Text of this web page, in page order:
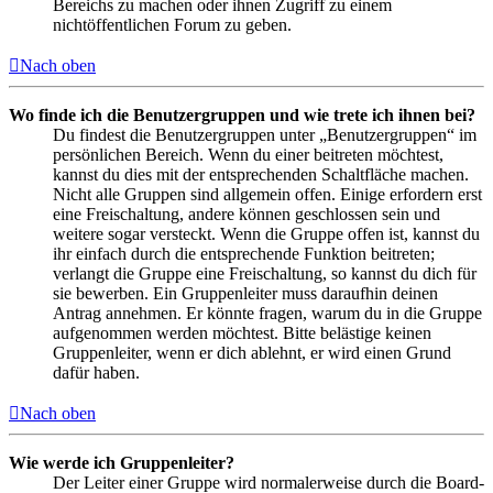
Bereichs zu machen oder ihnen Zugriff zu einem
nichtöffentlichen Forum zu geben.
Nach oben
Wo finde ich die Benutzergruppen und wie trete ich ihnen bei?
Du findest die Benutzergruppen unter „Benutzergruppen“ im
persönlichen Bereich. Wenn du einer beitreten möchtest,
kannst du dies mit der entsprechenden Schaltfläche machen.
Nicht alle Gruppen sind allgemein offen. Einige erfordern erst
eine Freischaltung, andere können geschlossen sein und
weitere sogar versteckt. Wenn die Gruppe offen ist, kannst du
ihr einfach durch die entsprechende Funktion beitreten;
verlangt die Gruppe eine Freischaltung, so kannst du dich für
sie bewerben. Ein Gruppenleiter muss daraufhin deinen
Antrag annehmen. Er könnte fragen, warum du in die Gruppe
aufgenommen werden möchtest. Bitte belästige keinen
Gruppenleiter, wenn er dich ablehnt, er wird einen Grund
dafür haben.
Nach oben
Wie werde ich Gruppenleiter?
Der Leiter einer Gruppe wird normalerweise durch die Board-